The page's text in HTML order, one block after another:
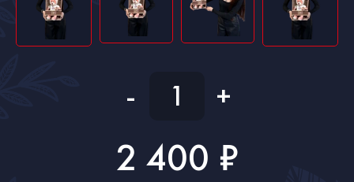
- +
2 400 ₽